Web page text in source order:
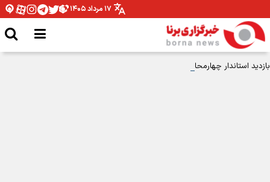
۱۷ مرداد ۱۴۰۵
بازدید استاندار چهارمحال و بختیاری از فروشگاه کارآفن؛ گامی بلند در جهت حمایت